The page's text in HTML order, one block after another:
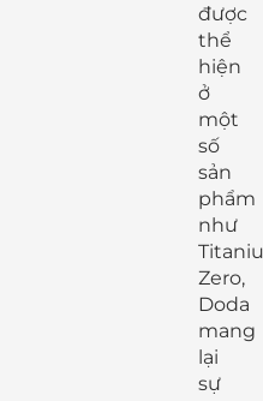
được
thể
hiện
ở
một
số
sản
phẩm
như
Zero,
Doda
mang
lại
sự